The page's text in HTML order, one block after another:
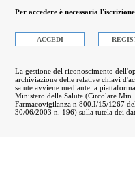
Per accedere è necessaria
ACCEDI
La gestione del riconoscimento
archiviazione delle relative chiavi
salute avviene mediante la
Ministero della Salute (Circolare
Farmacovigilanza n 800.I/15/1267
30/06/2003 n. 196) sulla tutela dei